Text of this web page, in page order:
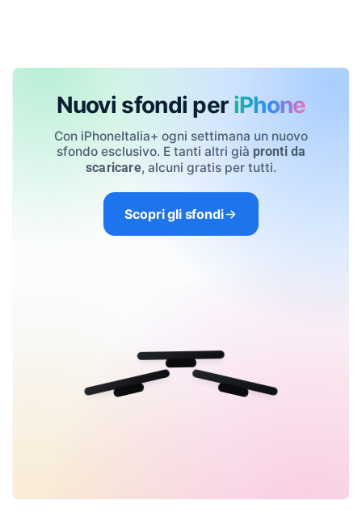
Nuovi sfondi per iPhone
Con iPhoneItalia+ ogni settimana un nuovo
sfondo esclusivo. E tanti altri già pronti da
scaricare, alcuni gratis per tutti.
Scopri gli sfondi